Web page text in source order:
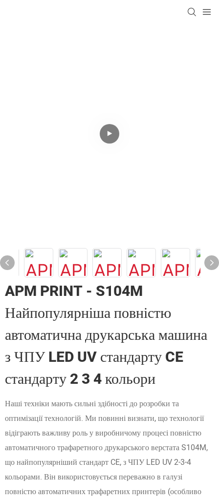
APM PRINT - S104M
Найпопулярніша повністю
автоматична друкарська машина
з ЧПУ LED UV стандарту CE
стандарту 2 3 4 кольори
Наші техніки мають сильні здібності до розробки та
оптимізації технологій. Ми повинні визнати, що технології
відіграють важливу роль у виробничому процесі повністю
автоматичного трафаретного друкарського верстата S104M,
що найпопулярніший стандарт CE, з ЧПУ LED UV 2-3-4
кольорами. Він використовується переважно в галузі
повністю автоматичних трафаретних принтерів (особливо